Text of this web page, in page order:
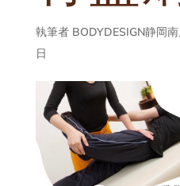
執筆者 BODYDESIGN静岡
日